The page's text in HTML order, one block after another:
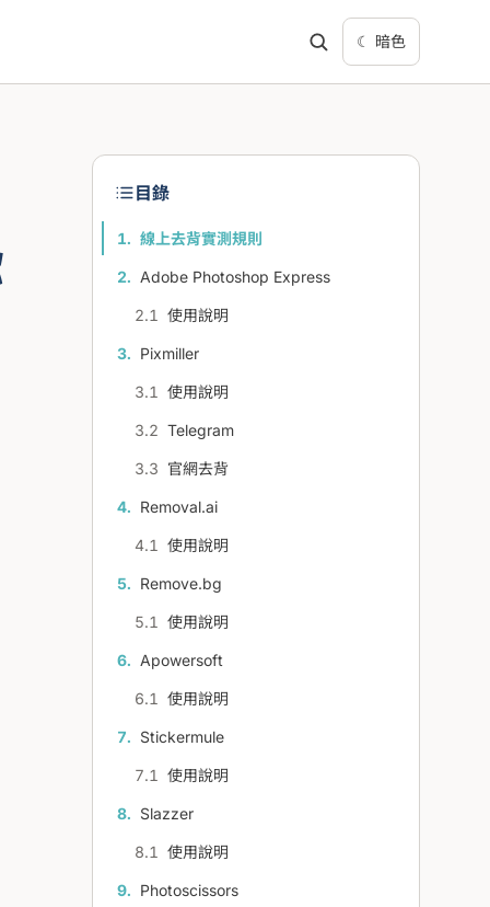
☾ 暗色
目錄
線上去背實測規則
Adobe Photoshop Express
使用說明
Pixmiller
使用說明
Telegram
官網去背
Removal.ai
使用說明
Remove.bg
使用說明
Apowersoft
使用說明
Stickermule
使用說明
Slazzer
使用說明
Photoscissors